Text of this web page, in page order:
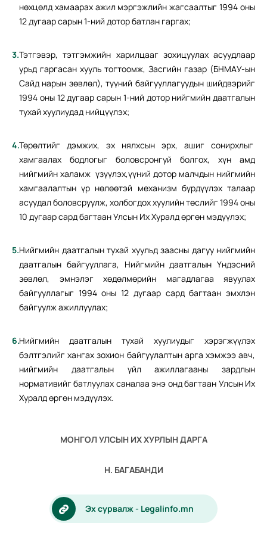
нөхцөлд хамаарах ажил мэргэжлийн жагсаалтыг 1994 оны
12 дугаар сарын 1-ний дотор батлан гаргах;
Тэтгэвэр, тэтгэмжийн харилцааг зохицуулах асуудлаар
урьд гаргасан хууль тогтоомж, Засгийн газар (БНМАУ-ын
Сайд нарын зөвлөл), түүний байгууллагуудын шийдвэрийг
1994 оны 12 дугаар сарын 1-ний дотор нийгмийн даатгалын
тухай хуулиудад нийцүүлэх;
Төрөлтийг дэмжих, эх нялхсын эрх, ашиг сонирхлыг
хамгаалах бодлогыг боловсронгуй болгох, хүн амд
нийгмийн халамж үзүүлэх,үүний дотор малчдын нийгмийн
хамгаалалтын үр нөлөөтэй механизм бүрдүүлэх талаар
асуудал боловсруулж, холбогдох хуулийн төслийг 1994 оны
10 дугаар сард багтаан Улсын Их Хуралд өргөн мэдүүлэх;
Нийгмийн даатгалын тухай хуульд заасны дагуу нийгмийн
даатгалын байгууллага, Нийгмийн даатгалын Үндэсний
зөвлөл, эмнэлэг хөдөлмөрийн магадлагаа явуулах
байгууллагыг 1994 оны 12 дугаар сард багтаан эмхлэн
байгуулж ажиллуулах;
Нийгмийн даатгалын тухай хуулиудыг хэрэгжүүлэх
бэлтгэлийг хангах зохион байгуулалтын арга хэмжээ авч,
нийгмийн даатгалын үйл ажиллагааны зардлын
нормативийг батлуулах саналаа энэ онд багтаан Улсын Их
Хуралд өргөн мэдүүлэх.
МОНГОЛ УЛСЫН ИХ ХУРЛЫН ДАРГА
Н. БАГАБАНДИ
Эх сурвалж - Legalinfo.mn